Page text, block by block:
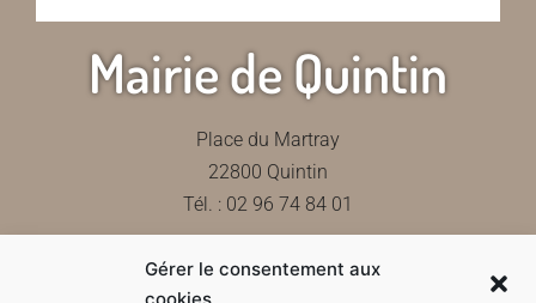
Gérer le consentement aux
Mairie de Quintin
Place du Martray
22800 Quintin
Tél. : 02 96 74 84 01
Contactez-nous